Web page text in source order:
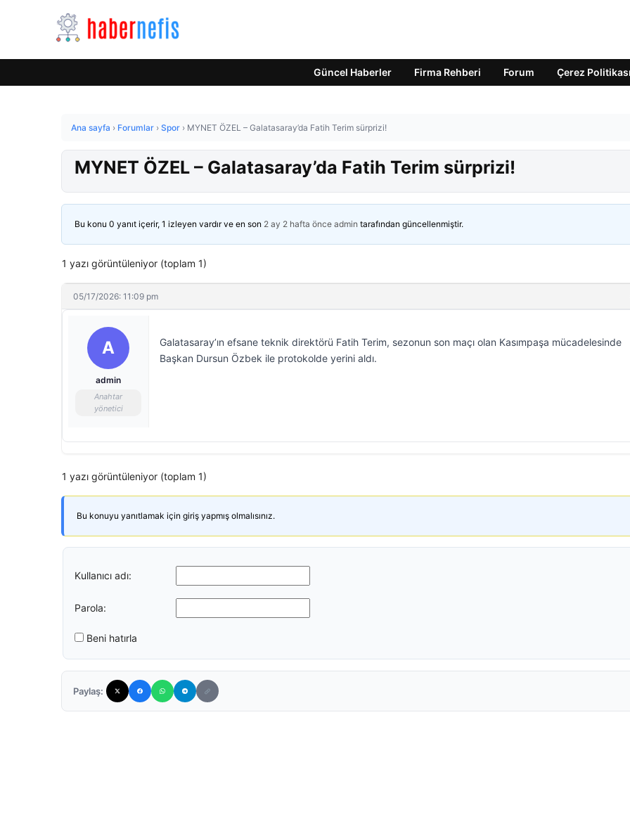
Güncel Haberler Firma Rehberi Forum Çerez Politikası
Ana sayfa › Forumlar › Spor › MYNET ÖZEL – Galatasaray’da Fatih Terim sürprizi!
MYNET ÖZEL – Galatasaray’da Fatih Terim sürprizi!
Bu konu 0 yanıt içerir, 1 izleyen vardır ve en son 2 ay 2 hafta önce admin tarafından güncellenmiştir.
1 yazı görüntüleniyor (toplam 1)
05/17/2026: 11:09 pm
A
admin
Anahtar
yönetici
Galatasaray’ın efsane teknik direktörü Fatih Terim, sezonun son maçı olan Kasımpaşa mücadelesinde
Başkan Dursun Özbek ile protokolde yerini aldı.
1 yazı görüntüleniyor (toplam 1)
Bu konuyu yanıtlamak için giriş yapmış olmalısınız.
Kullanıcı adı:
Parola:
Beni hatırla
Paylaş: